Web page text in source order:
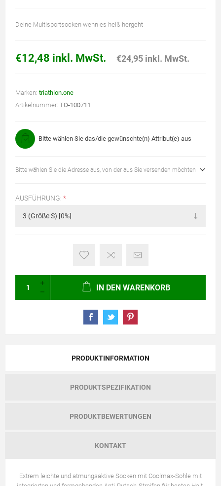
Deine Multisportsocken wenn es heiß hergeht
€12,48 inkl. MwSt. €24,95 inkl. MwSt.
Marken: triathlon.one
Artikelnummer: TO-100711
Bitte wählen Sie das/die gewünschte(n) Attribut(e) aus
Bitte wählen Sie die Adresse aus, von der aus Sie versenden möchten
AUSFÜHRUNG: *
IN DEN WARENKORB
PRODUKTINFORMATION
PRODUKTSPEZIFIKATION
PRODUKTBEWERTUNGEN
KONTAKT
Extrem leichte und atmungsaktive Socken mit Coolmax-Sohle mit